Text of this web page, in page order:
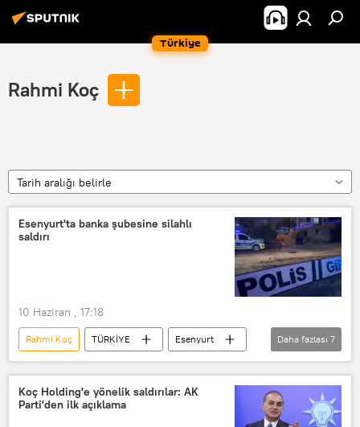
Türkiye
Rahmi Koç
Tarih aralığı belirle
Esenyurt'ta banka şubesine silahlı
saldırı
10 Haziran , 17:18
Rahmi Koç TÜRKİYE
Esenyurt
İstanbul
İstanbul Valiliği
Saldırı
Saldırı girişimi
Silahlı saldırı
Koç Holding
Daha fazlası 7
Koç Holding'e yönelik saldırılar: AK
Parti'den ilk açıklama